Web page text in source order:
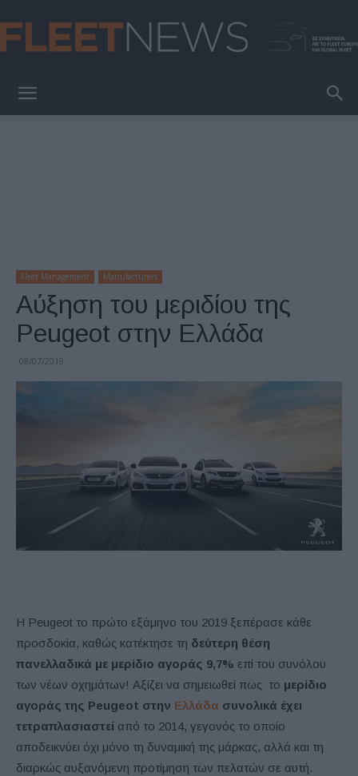
Fleet Management Manufacturers
Αύξηση του μεριδίου της
Peugeot στην Ελλάδα
08/07/2019
Η Peugeot το πρώτο εξάμηνο του 2019 ξεπέρασε κάθε
προσδοκία, καθώς κατέκτησε τη δεύτερη θέση
πανελλαδικά με μερίδιο αγοράς 9,7% επί του συνόλου
των νέων οχημάτων! Αξίζει να σημειωθεί πως το μερίδιο
αγοράς της Peugeot στην Ελλάδα συνολικά έχει
τετραπλασιαστεί από το 2014, γεγονός το οποίο
αποδεικνύει όχι μόνο τη δυναμική της μάρκας, αλλά και τη
διαρκώς αυξανόμενη προτίμηση των πελατών σε αυτή.